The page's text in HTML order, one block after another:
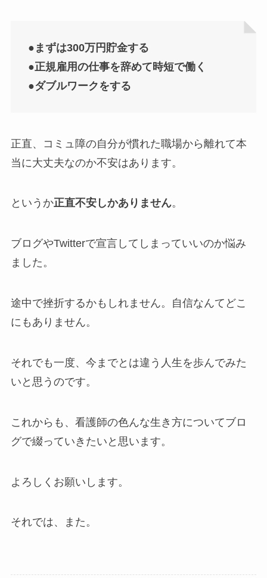
●まずは300万円貯金する
●正規雇用の仕事を辞めて時短で働く
●ダブルワークをする
正直、コミュ障の自分が慣れた職場から離れて本
当に大丈夫なのか不安はあります。
というか正直不安しかありません。
ブログやTwitterで宣言してしまっていいのか悩み
ました。
途中で挫折するかもしれません。自信なんてどこ
にもありません。
それでも一度、今までとは違う人生を歩んでみた
いと思うのです。
これからも、看護師の色んな生き方についてブロ
グで綴っていきたいと思います。
よろしくお願いします。
それでは、また。